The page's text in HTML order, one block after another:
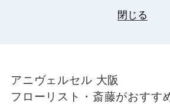
閉じる
アニヴェルセル 大阪
フローリスト・斎藤がおすす